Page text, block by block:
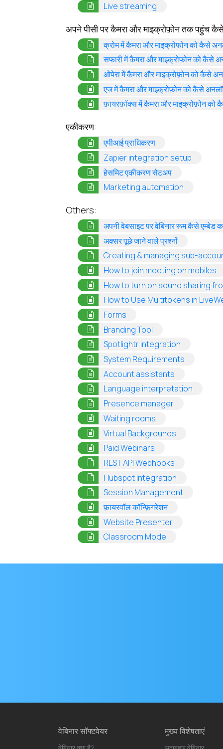
Live streaming
अपने पीसी पर कैमरा और माइक्रोफ़ोन तक पहुंच
क्रोम में कैमरा और माइक्रोफोन को कैसे
सफारी में कैमरा और माइक्रोफोन को कैसे
ओपेरा में कैमरा और माइक्रोफ़ोन को कैसे
एज में कैमरा और माइक्रोफ़ोन को कैसे
फ़ायरफ़ॉक्स में कैमरा और माइक्रोफ़ोन
एकीकरण:
एपीआई प्राधिकरण(opens in a new tab)
Zapier integration setup
हेसमिट एकीकरण सेटअप(opens in a
Marketing automation
Others:
अपनी वेबसाइट पर वेबिनार रूम कैसे एम्बेड
अक्सर पूछे जाने वाले प्रश्नों(opens in a
Creating & managing sub-
How to join meeting on mobiles
How to turn on sound sharing
How to Use Multitokens in
Forms
Branding Tool
Spotlightr integration
System Requirements
Account assistants
Language interpretation
Presence manager(opens in a
Waiting rooms
Virtual Backgrounds
Paid Webinars
REST API Webhooks
Hubspot Integration
Session Management(opens in a
फ़ायरवॉल कॉन्फ़िगरेशन(opens in a new
Website Presenter(opens in a
Classroom Mode
वेबिनार सॉफ्टवेयर मुख्य विशेषताएं